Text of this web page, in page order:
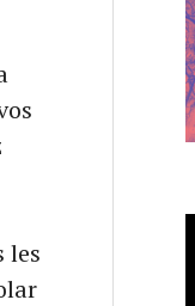
les